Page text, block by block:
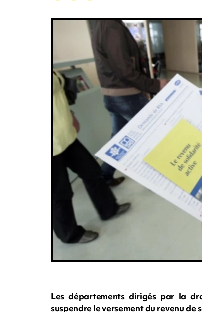
Les départements dirigés par la
suspendre le versement du revenu